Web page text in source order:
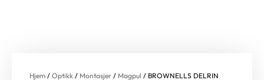
Hjem / Optikk / Montasjer / Magpul / BROWNELLS DELRIN